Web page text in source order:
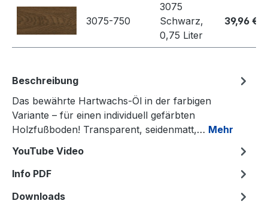
3075-750
3075
Schwarz,
0,75 Liter
39,96 €
Beschreibung
Das bewährte Hartwachs-Öl in der farbigen
Variante – für einen individuell gefärbten
Holzfußboden! Transparent, seidenmatt,… Mehr
YouTube Video
Info PDF
Downloads